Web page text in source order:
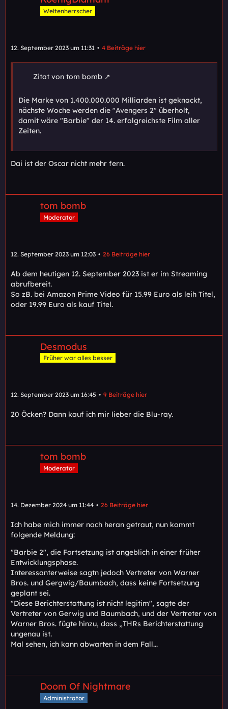
Weltenherrscher
12. September 2023 um 11:31 4 Beiträge hier
Zitat von tom bomb
Die Marke von 1.400.000.000 Milliarden ist geknackt,
nächste Woche werden die "Avengers 2" überholt,
damit wäre "Barbie" der 14. erfolgreichste Film aller
Zeiten.
Dai ist der Oscar nicht mehr fern.
tom bomb
Moderator
12. September 2023 um 12:03 26 Beiträge hier
Ab dem heutigen 12. September 2023 ist er im Streaming
abrufbereit.
So zB. bei Amazon Prime Video für 15.99 Euro als leih Titel,
oder 19.99 Euro als kauf Titel.
Desmodus
Früher war alles besser
12. September 2023 um 16:45 9 Beiträge hier
20 Öcken? Dann kauf ich mir lieber die Blu-ray.
tom bomb
Moderator
14. Dezember 2024 um 11:44 26 Beiträge hier
Ich habe mich immer noch heran getraut, nun kommt
folgende Meldung:
"Barbie 2", die Fortsetzung ist angeblich in einer früher
Entwicklungsphase.
Interessanterweise sagtn jedoch Vertreter von Warner
Bros. und Gergwig/Baumbach, dass keine Fortsetzung
geplant sei.
"Diese Berichterstattung ist nicht legitim", sagte der
Vertreter von Gerwig und Baumbach, und der Vertreter von
Warner Bros. fügte hinzu, dass „THRs Berichterstattung
ungenau ist.
Mal sehen, ich kann abwarten in dem Fall...
Doom Of Nightmare
Administrator